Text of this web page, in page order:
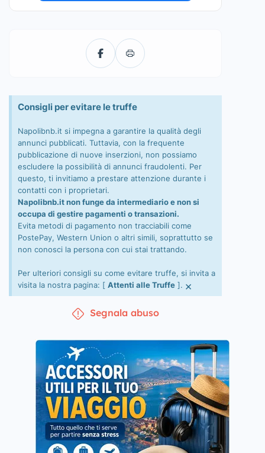
Consigli per evitare le truffe
Napolibnb.it si impegna a garantire la qualità degli
annunci pubblicati. Tuttavia, con la frequente
pubblicazione di nuove inserzioni, non possiamo
escludere la possibilità di annunci fraudolenti. Per
questo, ti invitiamo a prestare attenzione durante i
contatti con i proprietari.
Napolibnb.it non funge da intermediario e non si
occupa di gestire pagamenti o transazioni.
Evita metodi di pagamento non tracciabili come
PostePay, Western Union o altri simili, soprattutto se
non conosci la persona con cui stai trattando.
Per ulteriori consigli su come evitare truffe, si invita a
visita la nostra pagina: [ Attenti alle Truffe ]. ×
Segnala abuso